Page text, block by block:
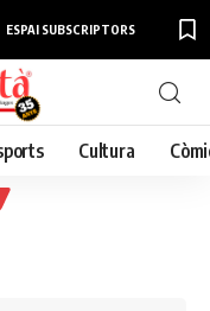
ESPAI SUBSCRIPTORS
Cultura